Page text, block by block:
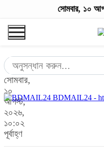
সোমবার,
১০
আগস্ট,
২০২৬,
১০:০২
পূর্বাহ্ণ
BDMAIL24 -
সোমবার, ১০